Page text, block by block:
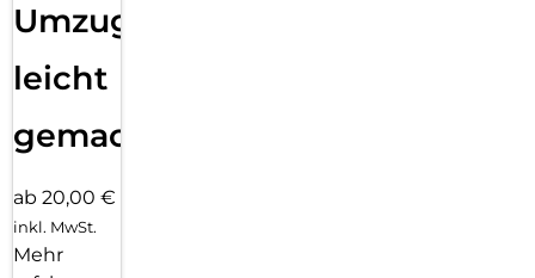
Umzug
leicht
gemacht!
ab 20,00 €
inkl. MwSt.
Mehr